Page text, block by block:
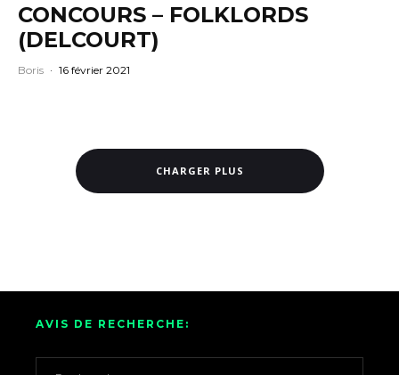
CONCOURS – FOLKLORDS
(DELCOURT)
Boris · 16 février 2021
CHARGER PLUS
AVIS DE RECHERCHE: